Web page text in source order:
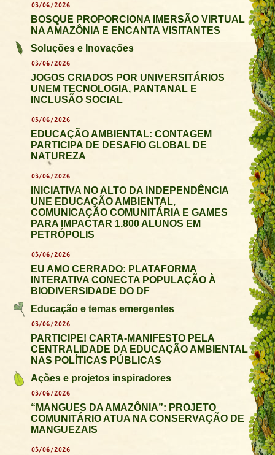
03/06/2026
BOSQUE PROPORCIONA IMERSÃO VIRTUAL
NA AMAZÔNIA E ENCANTA VISITANTES
Soluções e Inovações
03/06/2026
JOGOS CRIADOS POR UNIVERSITÁRIOS
UNEM TECNOLOGIA, PANTANAL E
INCLUSÃO SOCIAL
03/06/2026
EDUCAÇÃO AMBIENTAL: CONTAGEM
PARTICIPA DE DESAFIO GLOBAL DE
NATUREZA
03/06/2026
INICIATIVA NO ALTO DA INDEPENDÊNCIA
UNE EDUCAÇÃO AMBIENTAL,
COMUNICAÇÃO COMUNITÁRIA E GAMES
PARA IMPACTAR 1.800 ALUNOS EM
PETRÓPOLIS
03/06/2026
EU AMO CERRADO: PLATAFORMA
INTERATIVA CONECTA POPULAÇÃO À
BIODIVERSIDADE DO DF
Educação e temas emergentes
03/06/2026
PARTICIPE! CARTA-MANIFESTO PELA
CENTRALIDADE DA EDUCAÇÃO AMBIENTAL
NAS POLÍTICAS PÚBLICAS
Ações e projetos inspiradores
03/06/2026
“MANGUES DA AMAZÔNIA”: PROJETO
COMUNITÁRIO ATUA NA CONSERVAÇÃO DE
MANGUEZAIS
03/06/2026